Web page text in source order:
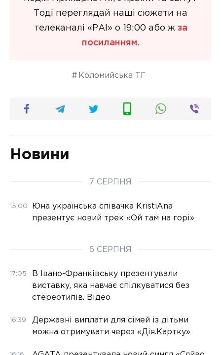
Тоді переглядай наші сюжети на
телеканалі «РАІ» о 19:00 або ж за
посиланням.
Коломийська ТГ
Новини
7 СЕРПНЯ
15:00
Юна українська співачка KristiAna
презентує новий трек «Ой там на горі»
6 СЕРПНЯ
17:05
В Івано-Франківську презентували
виставку, яка навчає спілкуватися без
стереотипів. Відео
16:39
Державні виплати для сімей із дітьми
можна отримувати через «Дія.Картку»